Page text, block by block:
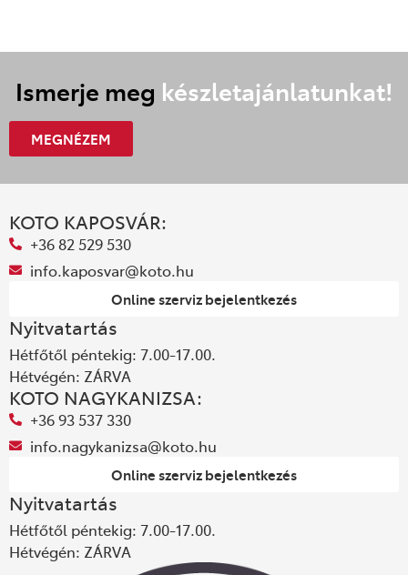
Ismerje meg készletajánlatunkat!
MEGNÉZEM
KOTO KAPOSVÁR:
+36 82 529 530
info.kaposvar@koto.hu
Online szerviz bejelentkezés
Nyitvatartás
Hétfőtől péntekig: 7.00-17.00.
Hétvégén: ZÁRVA
KOTO NAGYKANIZSA:
+36 93 537 330
info.nagykanizsa@koto.hu
Online szerviz bejelentkezés
Nyitvatartás
Hétfőtől péntekig: 7.00-17.00.
Hétvégén: ZÁRVA